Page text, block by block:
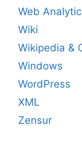
Web
Wiki
Wikipedia &
Windows
WordPress
XML
Zensur